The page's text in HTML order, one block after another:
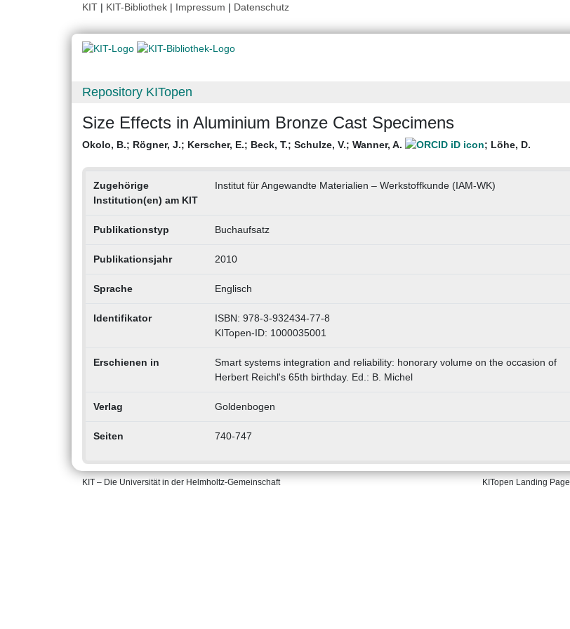
KIT | KIT-Bibliothek | Impressum | Datenschutz
Repository KITopen
Size Effects in Aluminium Bronze Cast Specimens
Okolo, B.; Rögner, J.; Kerscher, E.; Beck, T.; Schulze, V.; Wanner, A. ; Löhe, D.
Zugehörige
Institution(en) am KIT
Institut für Angewandte Materialien – Werkstoffkunde (IAM-WK)
Publikationstyp Buchaufsatz
Publikationsjahr 2010
Sprache Englisch
Identifikator
ISBN: 978-3-932434-77-8
KITopen-ID: 1000035001
Erschienen in
Smart systems integration and reliability: honorary volume on the occasion of
Herbert Reichl's 65th birthday. Ed.: B. Michel
Verlag Goldenbogen
Seiten 740-747
KIT – Die Universität in der Helmholtz-Gemeinschaft KITopen Landing Page